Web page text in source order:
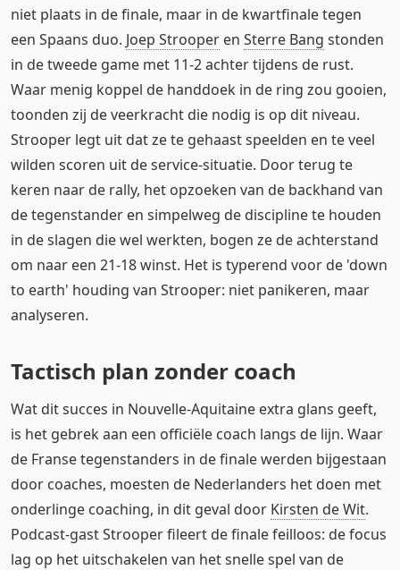
niet plaats in de finale, maar in de kwartfinale tegen
een Spaans duo. Joep Strooper en Sterre Bang stonden
in de tweede game met 11-2 achter tijdens de rust.
Waar menig koppel de handdoek in de ring zou gooien,
toonden zij de veerkracht die nodig is op dit niveau.
Strooper legt uit dat ze te gehaast speelden en te veel
wilden scoren uit de service-situatie. Door terug te
keren naar de rally, het opzoeken van de backhand van
de tegenstander en simpelweg de discipline te houden
in de slagen die wel werkten, bogen ze de achterstand
om naar een 21-18 winst. Het is typerend voor de 'down
to earth' houding van Strooper: niet panikeren, maar
analyseren.
Tactisch plan zonder coach
Wat dit succes in Nouvelle-Aquitaine extra glans geeft,
is het gebrek aan een officiële coach langs de lijn. Waar
de Franse tegenstanders in de finale werden bijgestaan
door coaches, moesten de Nederlanders het doen met
onderlinge coaching, in dit geval door Kirsten de Wit.
Podcast-gast Strooper fileert de finale feilloos: de focus
lag op het uitschakelen van het snelle spel van de